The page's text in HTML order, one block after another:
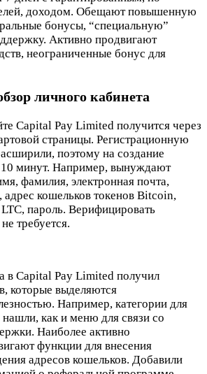
доходом. Обещают повышенную
бонусы, “специальную”
Активно продвигают
неограниченные бонус для
личного кабинета
Capital Pay Limited получится через
страницы. Регистрационную
поэтому на создание
10 минут. Например, вынуждают
фамилия, электронная почта,
адрес кошельков токенов Bitcoin,
пароль. Верифицировать
требуется.
в Capital Pay Limited получил
которые выделяются
Например, категории для
как и меню для связи со
Наиболее активно
функции для внесения
адресов кошельков. Добавили